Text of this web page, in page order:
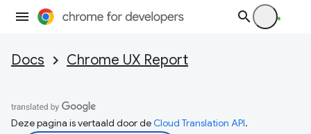
Docs Chrome UX Report
Deze pagina is vertaald door deCloud Translation API.